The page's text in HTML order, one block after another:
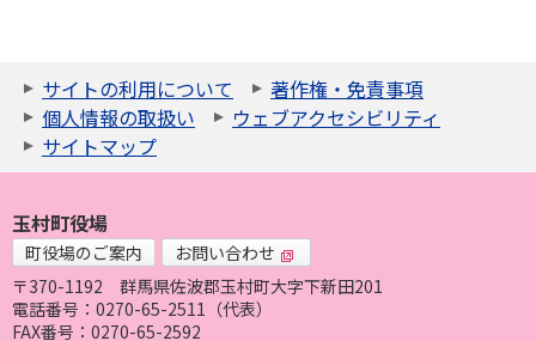
サイトの利用について
著作権・免責事項
個人情報の取扱い
ウェブアクセシビリティ
サイトマップ
玉村町役場
町役場のご案内
お問い合わせ
〒370-1192
群馬県佐波郡玉村町大字下新田201
電話番号：0270-65-2511（代表）
FAX番号：0270-65-2592